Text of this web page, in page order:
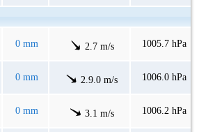
0 mm 2.7 m/s 1005.7 hPa
0 mm 2.9.0 m/s 1006.0 hPa
0 mm 3.1 m/s 1006.2 hPa